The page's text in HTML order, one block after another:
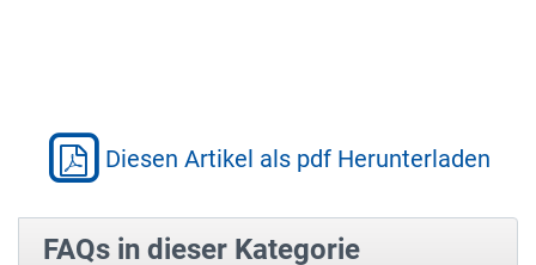
Diesen Artikel als pdf Herunterladen
FAQs in dieser Kategorie